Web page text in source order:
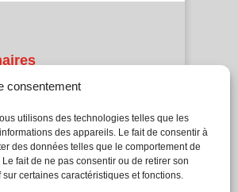
consentement
utilisons des technologies telles que les
des appareils. Le fait de consentir à
des données telles que le comportement de
fait de ne pas consentir ou de retirer son
certaines caractéristiques et fonctions.